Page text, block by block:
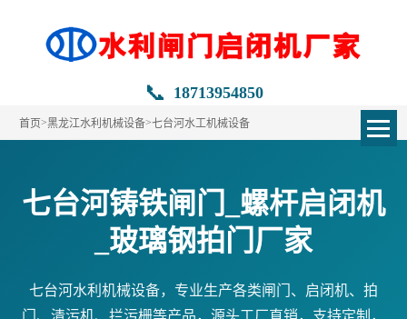
📞 18713954850
首页>黑龙江水利机械设备>七台河水工机械设备
七台河铸铁闸门_螺杆启闭机
_玻璃钢拍门厂家
七台河水利机械设备，专业生产各类闸门、启闭机、拍
门、清污机、拦污栅等产品，源头工厂直销，支持定制，